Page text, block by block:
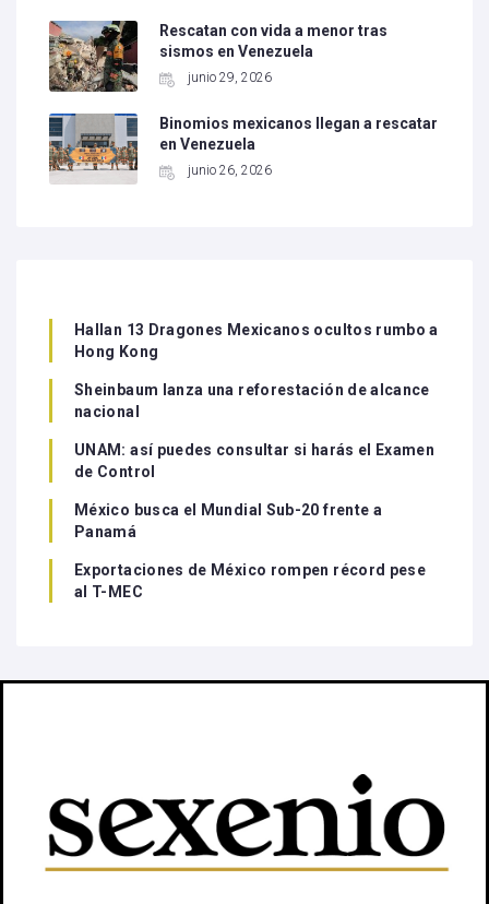
Rescatan con vida a menor tras
sismos en Venezuela
junio 29, 2026
Binomios mexicanos llegan a rescatar
en Venezuela
junio 26, 2026
Hallan 13 Dragones Mexicanos ocultos rumbo a
Hong Kong
Sheinbaum lanza una reforestación de alcance
nacional
UNAM: así puedes consultar si harás el Examen
de Control
México busca el Mundial Sub-20 frente a
Panamá
Exportaciones de México rompen récord pese
al T-MEC